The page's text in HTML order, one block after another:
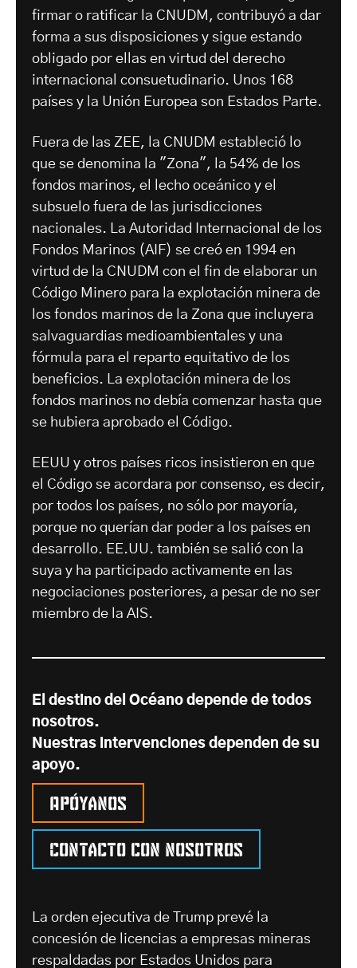
firmar o ratificar la CNUDM, contribuyó a dar
forma a sus disposiciones y sigue estando
obligado por ellas en virtud del derecho
internacional consuetudinario. Unos 168
países y la Unión Europea son Estados Parte.
Fuera de las ZEE, la CNUDM estableció lo
que se denomina la "Zona", la 54% de los
fondos marinos, el lecho oceánico y el
subsuelo fuera de las jurisdicciones
nacionales. La Autoridad Internacional de los
Fondos Marinos (AIF) se creó en 1994 en
virtud de la CNUDM con el fin de elaborar un
Código Minero para la explotación minera de
los fondos marinos de la Zona que incluyera
salvaguardias medioambientales y una
fórmula para el reparto equitativo de los
beneficios. La explotación minera de los
fondos marinos no debía comenzar hasta que
se hubiera aprobado el Código.
EEUU y otros países ricos insistieron en que
el Código se acordara por consenso, es decir,
por todos los países, no sólo por mayoría,
porque no querían dar poder a los países en
desarrollo. EE.UU. también se salió con la
suya y ha participado activamente en las
negociaciones posteriores, a pesar de no ser
miembro de la AIS.
El destino del Océano depende de todos
nosotros.
Nuestras intervenciones dependen de su
apoyo.
Apóyanos
Contacto con nosotros
La orden ejecutiva de Trump prevé la
concesión de licencias a empresas mineras
respaldadas por Estados Unidos para